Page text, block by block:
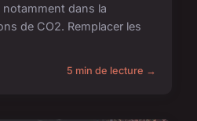
dans la
de CO2. Remplacer les
5 min de lecture →